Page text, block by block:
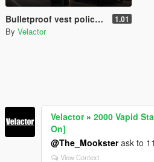
Bulletproof vest police skin 1.01
By Velactor
Velactor» 2000 Vapid
On]
@The_Mooksterask to
View Context